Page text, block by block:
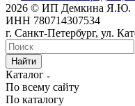
2026 © ИП Демкина Я.Ю.
ИНН 780714307534
г. Санкт-Петербург, ул.
Найти
Каталог
По всему сайту
По каталогу